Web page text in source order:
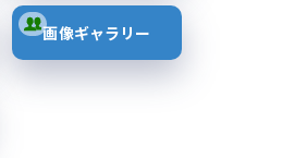
画像ギャラリー